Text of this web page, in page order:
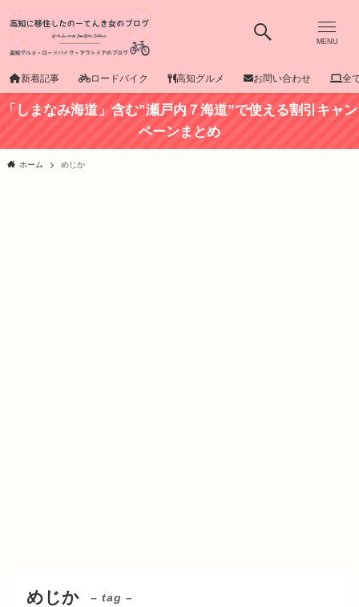
MENU
新着記事 ロードバイク 高知グルメ お問い合わせ 全
「しまなみ海道」含む”瀬戸内７海道”で使える割引キャン
ペーンまとめ
ホーム めじか
めじか – tag –